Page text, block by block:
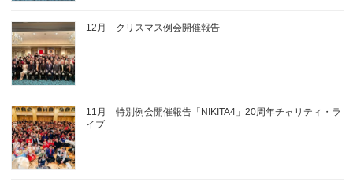
12月 クリスマス例会開催報告
11月 特別例会開催報告「NIKITA4」20周年チャリティ・ラ
イブ